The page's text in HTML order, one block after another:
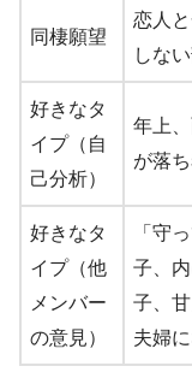
同棲願望
恋人
しな
好きなタ
イプ（自
己分析）
年上
が落
好きなタ
イプ（他
メンバー
の意見）
「守
子、
子、
夫婦